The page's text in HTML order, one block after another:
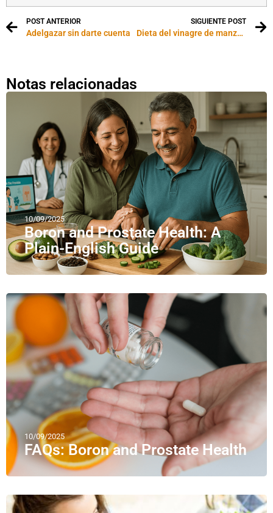
POST ANTERIOR
Adelgazar sin darte cuenta
SIGUIENTE POST
Dieta del vinagre de manzana
Notas relacionadas
10/09/2025
Boron and Prostate Health: A
Plain-English Guide
10/09/2025
FAQs: Boron and Prostate Health